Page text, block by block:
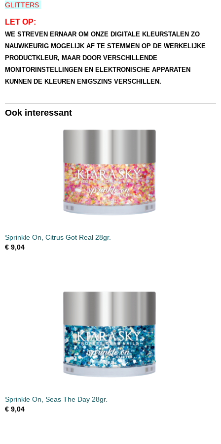
GLITTERS
LET OP:
WE STREVEN ERNAAR OM ONZE DIGITALE KLEURSTALEN ZO
NAUWKEURIG MOGELIJK AF TE STEMMEN OP DE WERKELIJKE
PRODUCTKLEUR, MAAR DOOR VERSCHILLENDE
MONITORINSTELLINGEN EN ELEKTRONISCHE APPARATEN
KUNNEN DE KLEUREN ENIGSZINS VERSCHILLEN.
Ook interessant
Sprinkle On, Citrus Got Real 28gr.
€ 9,04
Sprinkle On, Seas The Day 28gr.
€ 9,04